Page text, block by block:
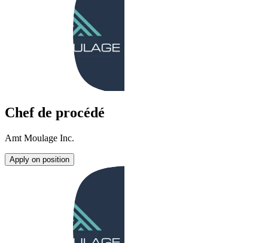
Chef de procédé
Amt Moulage Inc.
Apply on position